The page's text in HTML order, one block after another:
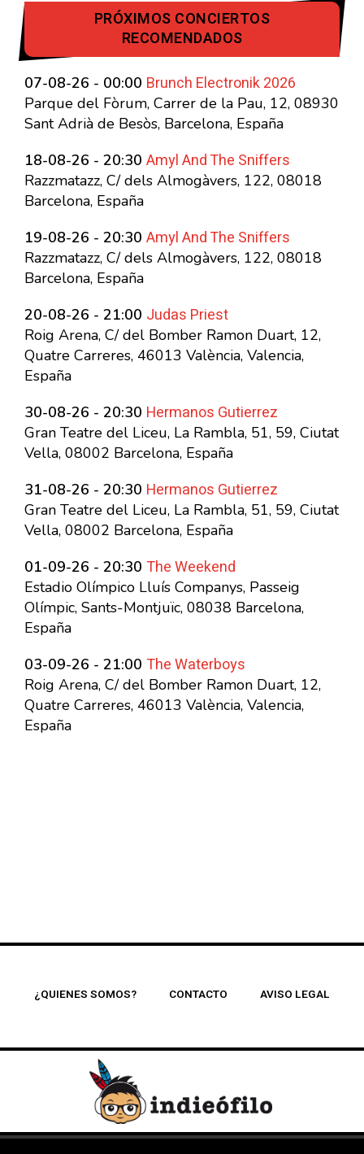
PRÓXIMOS CONCIERTOS
RECOMENDADOS
07-08-26 - 00:00 Brunch Electronik 2026
Parque del Fòrum, Carrer de la Pau, 12, 08930
Sant Adrià de Besòs, Barcelona, España
18-08-26 - 20:30 Amyl And The Sniffers
Razzmatazz, C/ dels Almogàvers, 122, 08018
Barcelona, España
19-08-26 - 20:30 Amyl And The Sniffers
Razzmatazz, C/ dels Almogàvers, 122, 08018
Barcelona, España
20-08-26 - 21:00 Judas Priest
Roig Arena, C/ del Bomber Ramon Duart, 12,
Quatre Carreres, 46013 València, Valencia,
España
30-08-26 - 20:30 Hermanos Gutierrez
Gran Teatre del Liceu, La Rambla, 51, 59, Ciutat
Vella, 08002 Barcelona, España
31-08-26 - 20:30 Hermanos Gutierrez
Gran Teatre del Liceu, La Rambla, 51, 59, Ciutat
Vella, 08002 Barcelona, España
01-09-26 - 20:30 The Weekend
Estadio Olímpico Lluís Companys, Passeig
Olímpic, Sants-Montjuïc, 08038 Barcelona,
España
03-09-26 - 21:00 The Waterboys
Roig Arena, C/ del Bomber Ramon Duart, 12,
Quatre Carreres, 46013 València, Valencia,
España
¿QUIENES SOMOS? CONTACTO AVISO LEGAL